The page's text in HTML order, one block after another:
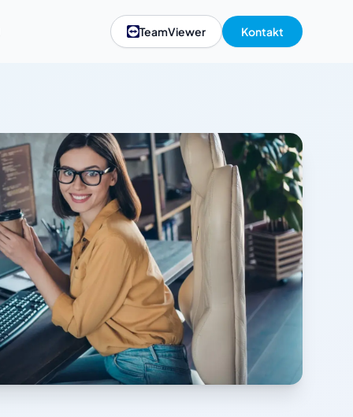
TeamViewer Kontakt